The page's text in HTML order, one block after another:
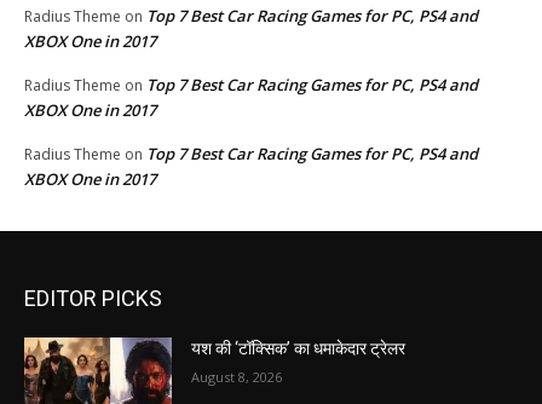
Radius Theme on Top 7 Best Car Racing Games for PC, PS4 and
XBOX One in 2017
Radius Theme on Top 7 Best Car Racing Games for PC, PS4 and
XBOX One in 2017
Radius Theme on Top 7 Best Car Racing Games for PC, PS4 and
XBOX One in 2017
EDITOR PICKS
यश की ‘टॉक्सिक’ का धमाकेदार ट्रेलर
August 8, 2026